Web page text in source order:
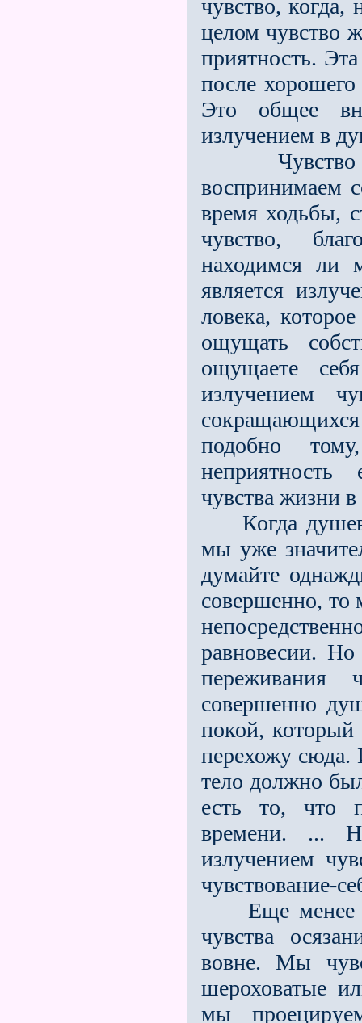
чувство,
целом чувство
приятность.
после
Это общее
излучением в
Чувство
воспринимаем
время ходьбы,
чувство,
находимся ли
является
ловека,
ощущать
ощущаете
излучением
подобно
неприятность
чувства жизни
Когда
мы уже
думайте
совершенно,
равновесии.
переживания
совершенно
по­кой, который
перехожу сюда.
тело должно
есть то, что
времени. ...
излучением
чувствование-
Еще менее
чувства
вовне. Мы
шероховатые
мы